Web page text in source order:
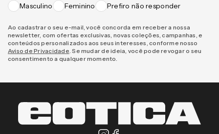
Masculino Feminino Prefiro não responder
Ao cadastrar o seu e-mail, você concorda em receber a nossa
newsletter, com ofertas exclusivas, novas coleções, campanhas, e
conteúdos personalizados aos seus interesses, conforme nosso
Aviso de Privacidade . Se mudar de ideia, você pode revogar o seu
consentimento a qualquer momento.